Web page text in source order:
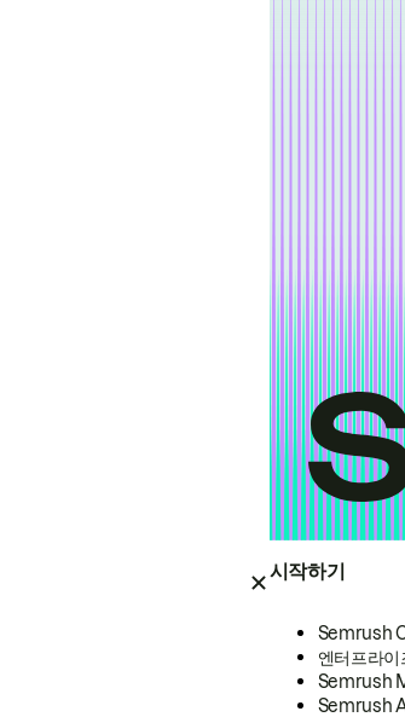
시작하기
Semrush
엔터프라이
Semrush
Semrush